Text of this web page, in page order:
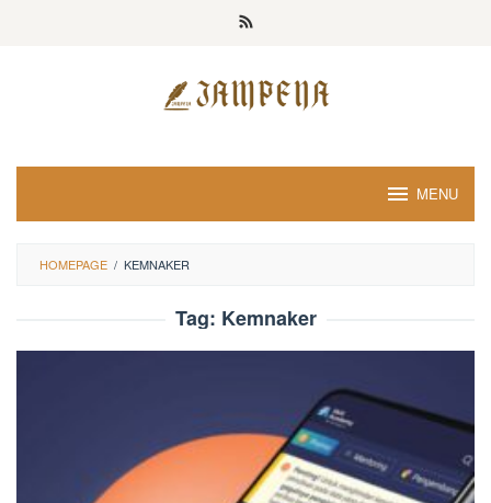
MENU
HOMEPAGE / KEMNAKER
Tag: Kemnaker